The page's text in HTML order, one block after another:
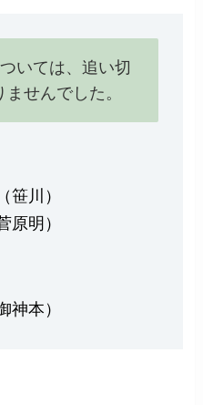
いては、追い切
ませんでした。
笹川）
原明）
神本）